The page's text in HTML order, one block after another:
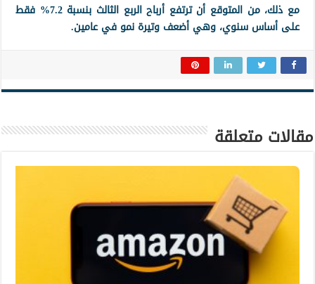
مع ذلك، من المتوقع أن ترتفع أرباح الربع الثالث بنسبة 7.2% فقط
على أساس سنوي، وهي أضعف وتيرة نمو في عامين.
مقالات متعلقة